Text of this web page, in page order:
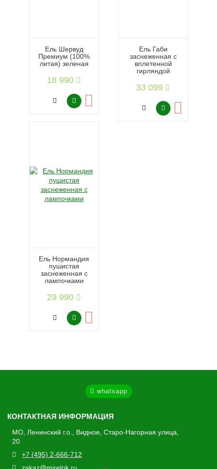
Ель Шервуд
Премиум (100%
литая) зеленая
18 990
Ель Габи
заснеженная с
вплетенной
гирляндой
33 099
Ель Нормандия
пушистая
заснеженная с
лампочками
29 990
whatsapp
КОНТАКТНАЯ ИНФОРМАЦИЯ
МО, Ленинский г.о., Видное, Старо-Нагорная улица,
20
+7 (495) 2-666-712